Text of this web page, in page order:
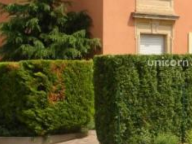
Bureau
Commerce
Garage / Parking
Terrain
Garage / Parking